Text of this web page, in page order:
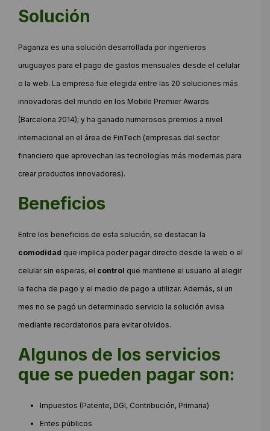
Solución
Paganza es una solución desarrollada por ingenieros
uruguayos para el pago de gastos mensuales desde el celular
o la web. La empresa fue elegida entre las 20 soluciones más
innovadoras del mundo en los Mobile Premier Awards
(Barcelona 2014); y ha ganado numerosos premios a nivel
internacional en el área de FinTech (empresas del sector
financiero que aprovechan las tecnologías más modernas para
crear productos innovadores).
Beneficios
Entre los beneficios de esta solución, se destacan la
comodidad que implica poder pagar directo desde la web o el
celular sin esperas, el control que mantiene el usuario al elegir
la fecha de pago y el medio de pago a utilizar. Además, si un
mes no se pagó un determinado servicio la solución avisa
mediante recordatorios para evitar olvidos.
Algunos de los servicios
que se pueden pagar son:
Impuestos (Patente, DGI, Contribución, Primaria)
Entes públicos